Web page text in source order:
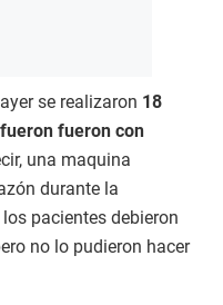
se realizaron 18
fueron con
una maquina
durante la
pacientes debieron
no lo pudieron hacer